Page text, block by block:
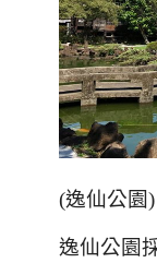
(逸仙公園)
逸仙公園